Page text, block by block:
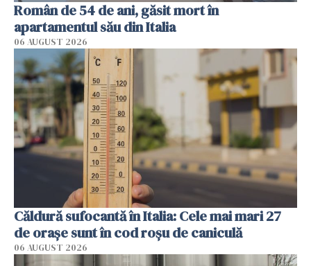
Român de 54 de ani, găsit mort în
apartamentul său din Italia
06 AUGUST 2026
Căldură sufocantă în Italia: Cele mai mari 27
de orașe sunt în cod roșu de caniculă
06 AUGUST 2026